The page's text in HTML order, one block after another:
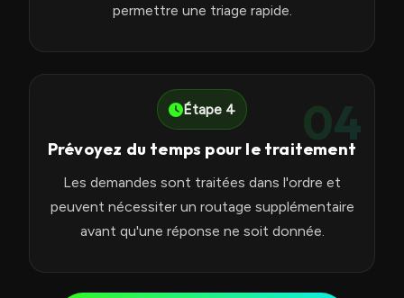
permettre une triage rapide.
04
Étape 4
Prévoyez du temps pour le traitement
Les demandes sont traitées dans l'ordre et
peuvent nécessiter un routage supplémentaire
avant qu'une réponse ne soit donnée.